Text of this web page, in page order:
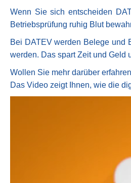
Wenn Sie sich entscheiden
Betriebsprüfung ruhig Blut
Bei DATEV werden Belege und
werden. Das spart Zeit und Geld
Wollen Sie mehr darüber
Das Video zeigt Ihnen, wie die